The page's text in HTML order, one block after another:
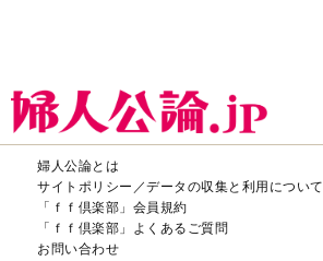
婦人公論とは
サイトポリシー／データの収集と利用について
「ｆｆ倶楽部」会員規約
「ｆｆ倶楽部」よくあるご質問
お問い合わせ